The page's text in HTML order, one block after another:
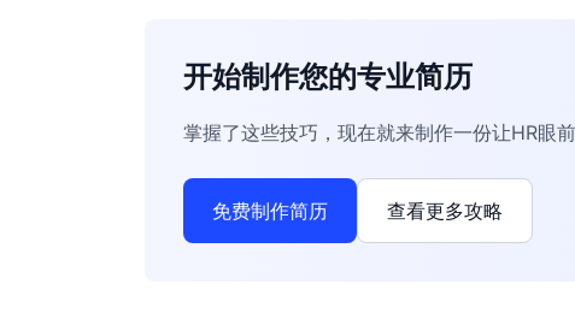
开始制作您的专业简历
掌握了这些技巧，现在就来制作一份让HR眼
免费制作简历 查看更多攻略